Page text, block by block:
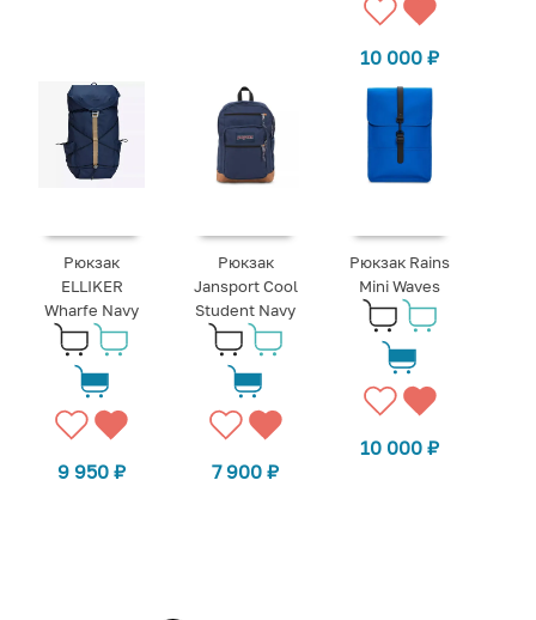
10 000₽
Рюкзак
ELLIKER
Wharfe Navy
9 950₽
Рюкзак
Jansport Cool
Student Navy
7 900₽
Рюкзак Rains
Mini Waves
10 000₽